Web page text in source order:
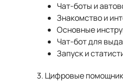
Чат-боты и
Знакомство и
Основные
Чат-бот для
Запуск и
3. Цифровые